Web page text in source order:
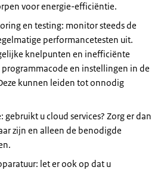
voor energie-efficiëntie.
en testing: monitor steeds de
performancetesten uit.
knelpunten en inefficiënte
en instellingen in de
kunnen leiden tot onnodig
u cloud services? Zorg er dan
zijn en alleen de benodigde
let er ook op dat u